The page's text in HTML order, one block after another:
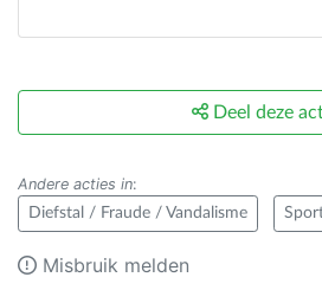
Deel deze
Andere acties in:
Diefstal / Fraude / Vandalisme
Misbruik melden